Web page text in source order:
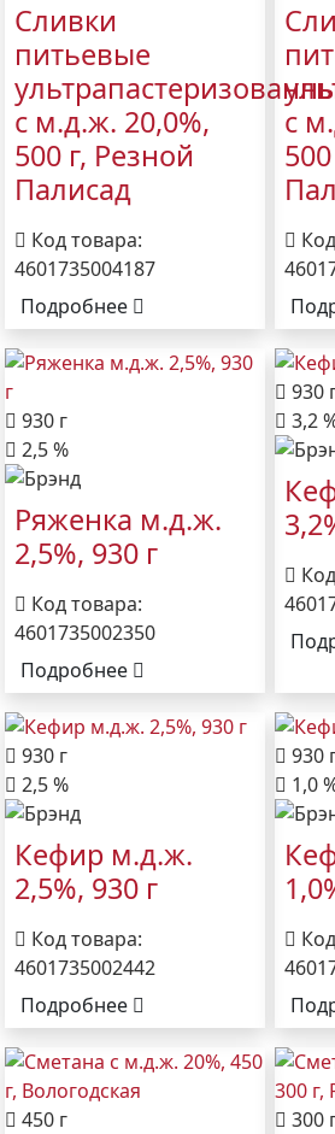
Сливки
питьевые
с м.д.ж. 20,0%,
500 г, Резной
Палисад
Код товара:
4601735004187
Подробнее
с
930 г
2,5 %
Ряженка м.д.ж.
2,5%, 930 г
Код товара:
4601735002350
Подробнее
930
3,2
930 г
2,5 %
Кефир м.д.ж.
2,5%, 930 г
Код товара:
4601735002442
Подробнее
930
1,0
450 г
300